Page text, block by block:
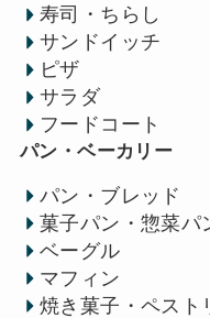
寿司・ちらし
サンドイッチ
ピザ
サラダ
フードコート
パン・ベーカリー
パン・ブレッド
菓子パン・惣菜パ
ベーグル
マフィン
焼き菓子・ペスト